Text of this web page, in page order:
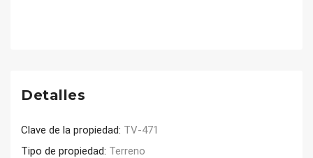
Detalles
Clave de la propiedad: TV-471
Tipo de propiedad: Terreno